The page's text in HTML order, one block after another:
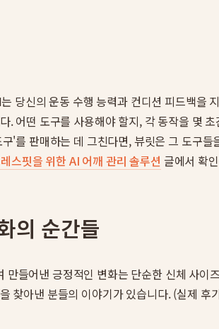
신의 운동 수행 능력과 컨디션 피드백을
어떤 도구를 사용해야 할지, 각 동작을 몇
를 판매하는 데 그친다면, 뷰릿은 그 도구
스핏을 위한 AI 어깨 관리 솔루션 글에서 확
의 순간들
들어낸 긍정적인 변화는 단순한 신체 사
찾아낸 분들의 이야기가 있습니다. (실제